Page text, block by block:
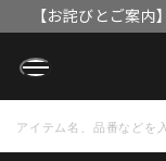
【お詫びとご案
OFFク